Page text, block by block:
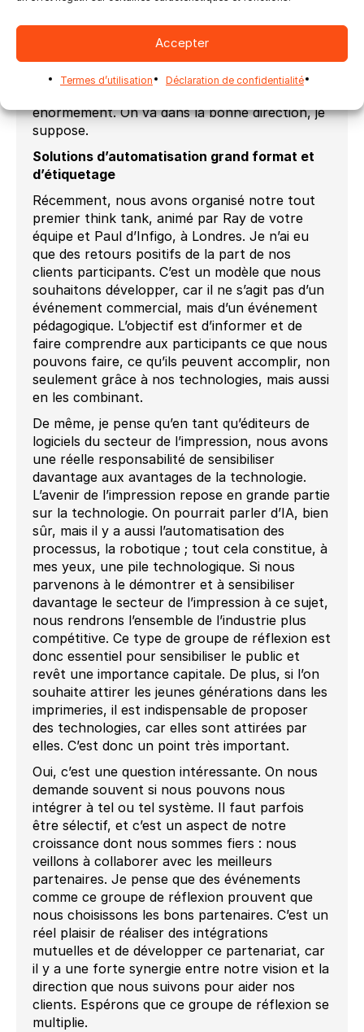
Accepter
Termes d’utilisation Déclaration de confidentialité
Actuellement, nous constatons une nette
préférence pour la seconde option. Nous
devons automatiser les opérations génératrices
de revenus existantes afin d’améliorer leur
rentabilité. C’est donc clairement une priorité
énormément. On va dans la bonne direction, je
suppose.
Solutions d’automatisation grand format et
d’étiquetage
Récemment, nous avons organisé notre tout
premier think tank, animé par Ray de votre
équipe et Paul d’Infigo, à Londres. Je n’ai eu
que des retours positifs de la part de nos
clients participants. C’est un modèle que nous
souhaitons développer, car il ne s’agit pas d’un
événement commercial, mais d’un événement
pédagogique. L’objectif est d’informer et de
faire comprendre aux participants ce que nous
pouvons faire, ce qu’ils peuvent accomplir, non
seulement grâce à nos technologies, mais aussi
en les combinant.
De même, je pense qu’en tant qu’éditeurs de
logiciels du secteur de l’impression, nous avons
une réelle responsabilité de sensibiliser
davantage aux avantages de la technologie.
L’avenir de l’impression repose en grande partie
sur la technologie. On pourrait parler d’IA, bien
sûr, mais il y a aussi l’automatisation des
processus, la robotique ; tout cela constitue, à
mes yeux, une pile technologique. Si nous
parvenons à le démontrer et à sensibiliser
davantage le secteur de l’impression à ce sujet,
nous rendrons l’ensemble de l’industrie plus
compétitive. Ce type de groupe de réflexion est
donc essentiel pour sensibiliser le public et
revêt une importance capitale. De plus, si l’on
souhaite attirer les jeunes générations dans les
imprimeries, il est indispensable de proposer
des technologies, car elles sont attirées par
elles. C’est donc un point très important.
Oui, c’est une question intéressante. On nous
demande souvent si nous pouvons nous
intégrer à tel ou tel système. Il faut parfois
être sélectif, et c’est un aspect de notre
croissance dont nous sommes fiers : nous
veillons à collaborer avec les meilleurs
partenaires. Je pense que des événements
comme ce groupe de réflexion prouvent que
nous choisissons les bons partenaires. C’est un
réel plaisir de réaliser des intégrations
mutuelles et de développer ce partenariat, car
il y a une forte synergie entre notre vision et la
direction que nous suivons pour aider nos
clients. Espérons que ce groupe de réflexion se
multiplie.